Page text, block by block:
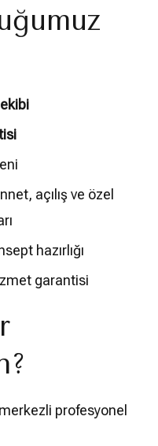
açılış ve özel
hazırlığı
garantisi
profesyonel